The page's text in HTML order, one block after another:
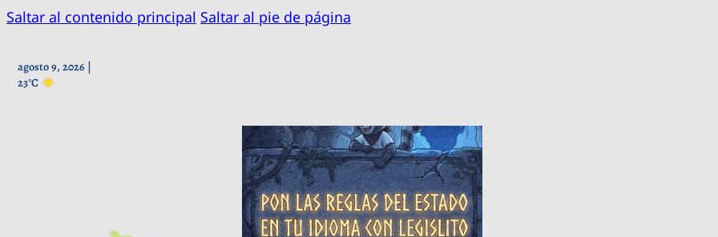
Saltar al contenido principal Saltar al pie de página
agosto 9, 2026 |
23°C